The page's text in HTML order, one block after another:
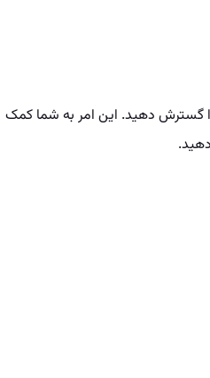
گسترش دهید. این امر به شما کمک